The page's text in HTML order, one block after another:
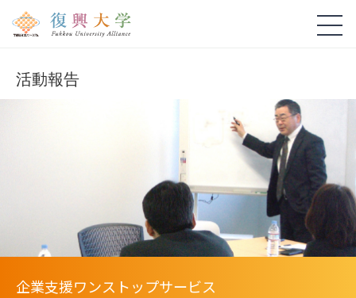
活動報告
企業支援ワンストップサービス